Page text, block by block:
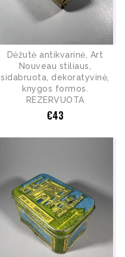
Dėžutė antikvarinė, Art
Nouveau stiliaus,
sidabruota, dekoratyvinė,
knygos formos.
REZERVUOTA
€43